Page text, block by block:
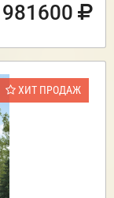
ХИТ ПРОДАЖ